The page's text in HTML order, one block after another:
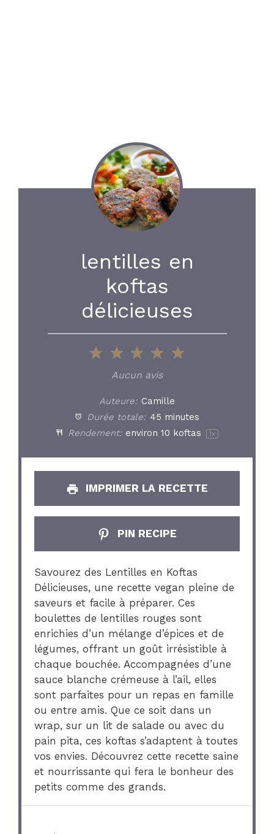
lentilles en
koftas
délicieuses
5
4
3
Stars
2
Stars
1
Star
Aucun avis
Auteure: Camille
Durée totale: 45 minutes
Rendement: environ10 koftas 1x
IMPRIMER LA RECETTE
PIN RECIPE
Savourez des Lentilles en Koftas
Délicieuses, une recette vegan pleine de
saveurs et facile à préparer. Ces
boulettes de lentilles rouges sont
enrichies d’un mélange d’épices et de
légumes, offrant un goût irrésistible à
chaque bouchée. Accompagnées d’une
sauce blanche crémeuse à l’ail, elles
sont parfaites pour un repas en famille
ou entre amis. Que ce soit dans un
wrap, sur un lit de salade ou avec du
pain pita, ces koftas s’adaptent à toutes
vos envies. Découvrez cette recette saine
et nourrissante qui fera le bonheur des
petits comme des grands.